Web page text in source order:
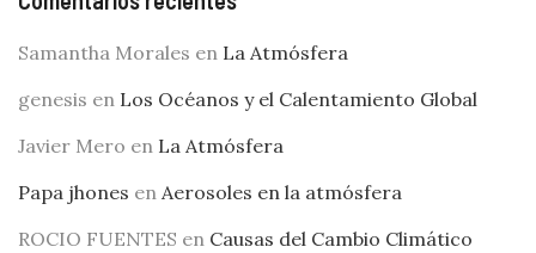
Samantha Morales en La Atmósfera
genesis en Los Océanos y el Calentamiento Global
Javier Mero en La Atmósfera
Papa jhones en Aerosoles en la atmósfera
ROCIO FUENTES en Causas del Cambio Climático